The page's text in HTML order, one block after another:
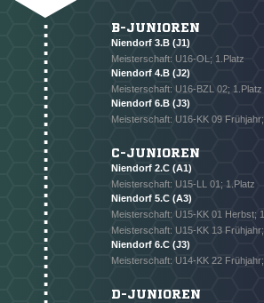
B-JUNIOREN
Niendorf 3.B (J1)
Meisterschaft: U16-OL; 1.Platz
Niendorf 4.B (J2)
Meisterschaft: U16-BZL 02; 1.Platz
Niendorf 6.B (J3)
Meisterschaft: U16-KK 09
C-JUNIOREN
Niendorf 2.C (A1)
Meisterschaft: U15-LL 01; 1.Platz
Niendorf 5.C (A3)
Meisterschaft: U15-KK 01 Herbst;
Meisterschaft: U15-KK 13
Niendorf 6.C (J3)
Meisterschaft: U14-KK 22
D-JUNIOREN